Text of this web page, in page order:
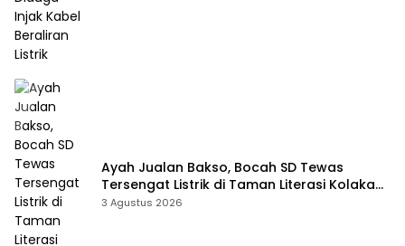
Ayah Jualan Bakso, Bocah SD Tewas
Tersengat Listrik di Taman Literasi Kolaka
Utara
3 Agustus 2026